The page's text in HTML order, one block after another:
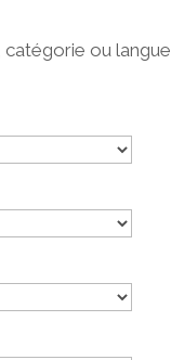
catégorie ou langue